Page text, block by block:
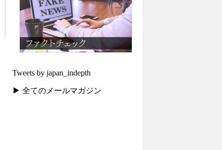
Tweets by japan_indepth
▶ 全てのメールマガジン